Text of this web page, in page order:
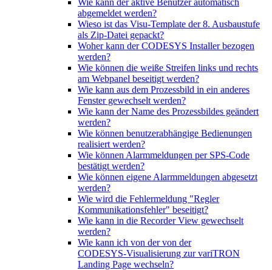
Wie kann der aktive Benutzer automatisch
abgemeldet werden?
Wieso ist das Visu-Template der 8. Ausbaustufe
als Zip-Datei gepackt?
Woher kann der CODESYS Installer bezogen
werden?
Wie können die weiße Streifen links und rechts
am Webpanel beseitigt werden?
Wie kann aus dem Prozessbild in ein anderes
Fenster gewechselt werden?
Wie kann der Name des Prozessbildes geändert
werden?
Wie können benutzerabhängige Bedienungen
realisiert werden?
Wie können Alarmmeldungen per SPS-Code
bestätigt werden?
Wie können eigene Alarmmeldungen abgesetzt
werden?
Wie wird die Fehlermeldung "Regler
Kommunikationsfehler" beseitigt?
Wie kann in die Recorder View gewechselt
werden?
Wie kann ich von der von der
CODESYS‑Visualisierung zur variTRON
Landing Page wechseln?